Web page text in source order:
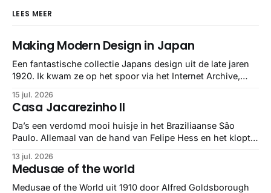
LEES MEER
Making Modern Design in Japan
Een fantastische collectie Japans design uit de late jaren
1920. Ik kwam ze op het spoor via het Internet Archive,
gebundeld in een: boek ✨ Daarin hebben ze alle scans een
stuk netter getrokken, maar op deze manier vind ik ze er
minstens
15 jul. 2026
Casa Jacarezinho II
Da’s een verdomd mooi huisje in het Braziliaanse São
Paulo. Allemaal van de hand van Felipe Hess en het klopt
13 jul. 2026
Medusae of the world
Medusae of the World uit 1910 door Alfred Goldsborough